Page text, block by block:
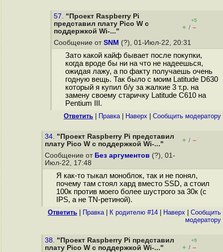
57. "Проект Raspberry Pi
представил плату Pico W с
поддержкой Wi-..."
+5
+ / –
Сообщение от SNM (?), 01-Июл-22, 20:31
Зато какой кайф бывает после покупки,
когда вроде бы ни на что не надеешься,
ожидая лажу, а по факту получаешь очень
годную вещь. Так было с моим Latitude D630
который я купил б/у за жалкие 3 т.р. на
замену своему старичку Latitude C610 на
Pentium III.
Ответить Правка| Наверх Cообщить модератору
34. "Проект Raspberry Pi представил
плату Pico W с поддержкой Wi-..."
+ / –
Сообщение от Без аргументов (?), 01-
Июл-22, 17:48
Я как-то тыкал моноблок, так и не понял,
почему там стоял хард вместо SSD, а стоил
100к против моего более шустрого за 30к (с
IPS, а не TN-ретиной).
Ответить Правка| К родителю #14 Наверх
Cообщить
модератору
38. "Проект Raspberry Pi представил
плату Pico W с поддержкой Wi-..."
+9
+ / –